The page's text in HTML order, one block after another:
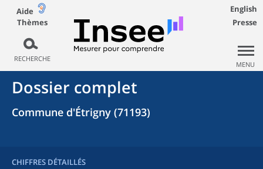
Aide
Thèmes
RECHERCHE
English
Presse
MENU
Dossier complet
Commune d'Étrigny (71193)
CHIFFRES DÉTAILLÉS